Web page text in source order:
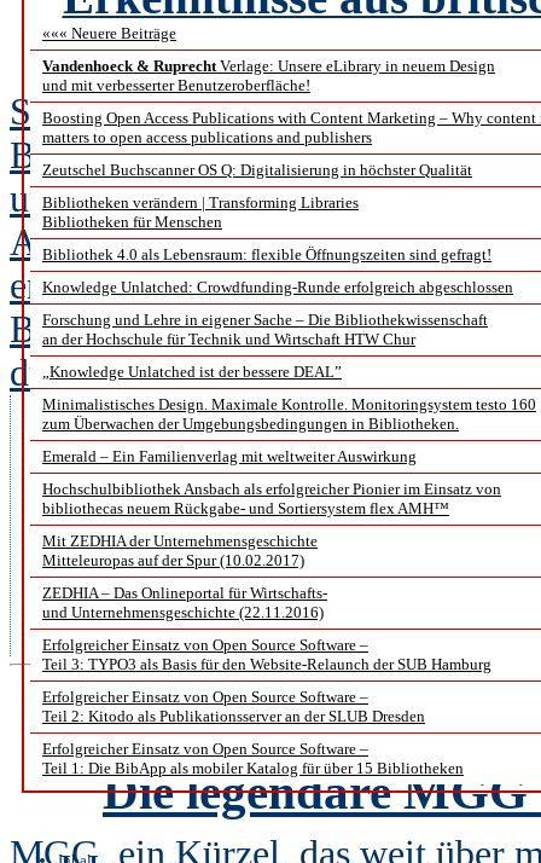
««« Neuere Beiträge
Vandenhoeck & RuprechtVerlage: Unsere eLibrary in neuem Design
und mit verbesserter Benutzeroberfläche!
Boosting Open Access Publications with Content Marketing – Why content
matters to open access publications and publishers
Zeutschel Buchscanner OS Q: Digitalisierung in höchster Qualität
Bibliotheken verändern | Transforming Libraries
Bibliotheken für Menschen
Bibliothek 4.0 als Lebensraum: flexible Öffnungszeiten sind gefragt!
Knowledge Unlatched: Crowdfunding-Runde erfolgreich abgeschlossen
Forschung und Lehre in eigener Sache – Die Bibliothekwissenschaft
an der Hochschule für Technik und Wirtschaft HTW Chur
„Knowledge Unlatched ist der bessere DEAL”
Minimalistisches Design. Maximale Kontrolle. Monitoringsystem testo 160
zum Überwachen der Umgebungsbedingungen in Bibliotheken.
Emerald – Ein Familienverlag mit weltweiter Auswirkung
Hochschulbibliothek Ansbach als erfolgreicher Pionier im Einsatz von
bibliothecas neuem Rückgabe- und Sortiersystem flex AMH™
Mit ZEDHIA der Unternehmensgeschichte
Mitteleuropas auf der Spur (10.02.2017)
ZEDHIA – Das Onlineportal für Wirtschafts-
und Unternehmensgeschichte (22.11.2016)
Erfolgreicher Einsatz von Open Source Software –
Teil 3: TYPO3 als Basis für den Website-Relaunch der SUB Hamburg
Erfolgreicher Einsatz von Open Source Software –
Teil 2: Kitodo als Publikationsserver an der SLUB Dresden
Erfolgreicher Einsatz von Open Source Software –
Teil 1: Die BibApp als mobiler Katalog für über 15 Bibliotheken
Seit über 150 Jahren ist Nielsen
Buchbranche. Wir bieten
und haben die Bedeutung
Auswirkungen auf
erkannt.
Bereits 2012 führte Nielsen Book
durch. Die Auswertung der
„The Link Between Metadata
Metadaten und
außerhalb Großbritanniens, mit
vielfach zitiert. Die vielen
haben uns jetzt, fünf Jahre
durchzuführen und sie auch auf
Das ganze Wissen
Die legendäre
MGG, ein Kürzel, das weit über